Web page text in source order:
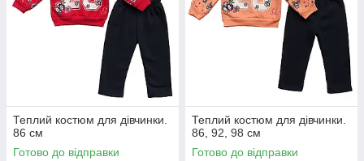
Теплий костюм для дівчинки.
86 см
Готово до відправки
Теплий костюм для дівчинки.
86, 92, 98 см
Готово до відправки